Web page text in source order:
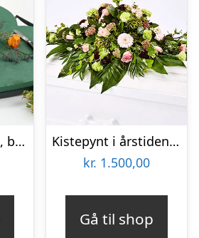
Floristens trylleri, begravelseshjerte – Blomster til begravelse
Kistepynt i årstidens blomster – Blomster til begravelse
kr. 1.500,00
Gå til shop